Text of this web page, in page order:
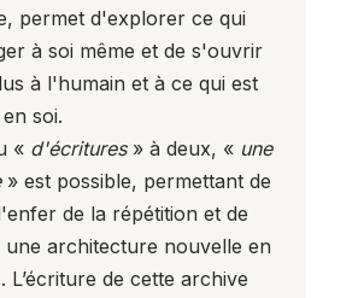
permet d'explorer ce qui
à soi même et de s'ouvrir
à l'humain et à ce qui est
soi.
« d'écritures » à deux, « une
» est possible, permettant de
de la répétition et de
une architecture nouvelle en
L’écriture de cette archive